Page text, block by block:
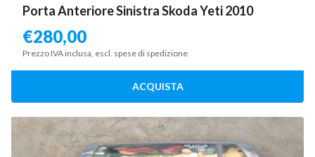
Porta Anteriore Sinistra Skoda Yeti 2010
€280,00
Prezzo IVA inclusa, escl. spese di spedizione
ACQUISTA